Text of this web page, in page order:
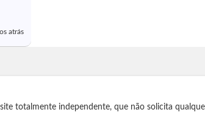
atrás
totalmente independente, que não solicita